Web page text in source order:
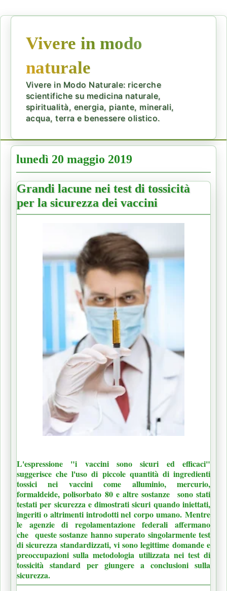
Vivere in modo
naturale
Vivere in Modo Naturale: ricerche
scientifiche su medicina naturale,
spiritualità, energia, piante, minerali,
acqua, terra e benessere olistico.
lunedì 20 maggio 2019
Grandi lacune nei test di tossicità
per la sicurezza dei vaccini
L'espressione "i vaccini sono sicuri ed efficaci"
suggerisce che l'uso di piccole quantità di ingredienti
tossici nei vaccini come alluminio, mercurio,
formaldeide, polisorbato 80 e altre sostanze sono stati
testati per sicurezza e dimostrati sicuri quando iniettati,
ingeriti o altrimenti introdotti nelcorpo umano.Mentre
le agenzie di regolamentazione federali affermano
che queste sostanze hanno superato singolarmente test
di sicurezza standardizzati, vi sono legittime domande e
preoccupazioni sulla metodologia utilizzata nei test di
tossicità standard per giungere a conclusioni sulla
sicurezza.